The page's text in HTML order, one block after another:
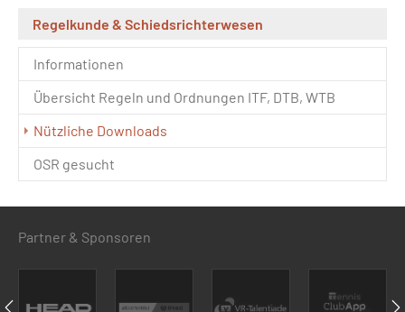
Regelkunde & Schiedsrichterwesen
Informationen
Übersicht Regeln und Ordnungen ITF, DTB, WTB
Nützliche Downloads
OSR gesucht
Partner & Sponsoren